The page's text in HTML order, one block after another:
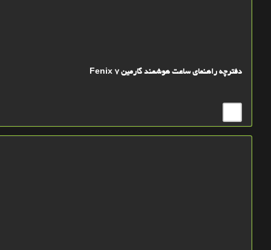
دفترچه راهنمای ساعت هوشمند گارمین Fenix 7